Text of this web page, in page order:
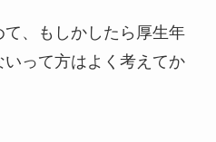
、もしかしたら厚生年
って方はよく考えてか